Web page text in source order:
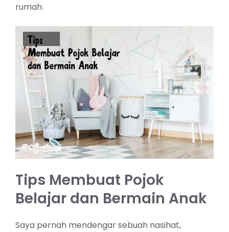
rumah.
Tips Membuat Pojok
Belajar dan Bermain Anak
Saya pernah mendengar sebuah nasihat,